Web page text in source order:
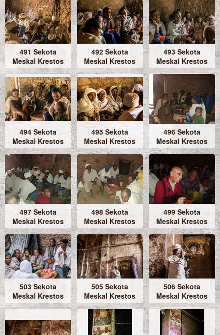
491 Sekota
Meskal Krestos
492 Sekota
Meskal Krestos
493 Sekota
Meskal Krestos
494 Sekota
Meskal Krestos
495 Sekota
Meskal Krestos
496 Sekota
Meskal Krestos
497 Sekota
Meskal Krestos
498 Sekota
Meskal Krestos
499 Sekota
Meskal Krestos
503 Sekota
Meskal Krestos
505 Sekota
Meskal Krestos
506 Sekota
Meskal Krestos